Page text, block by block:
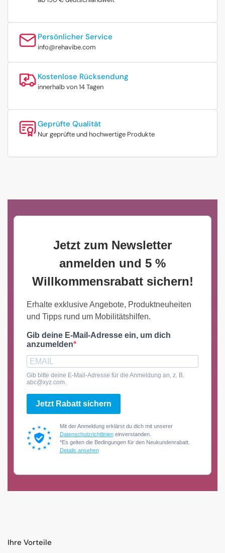
Persönlicher Service
info@rehavibe.com
Kostenlose Rücksendung
innerhalb von 14 Tagen
Geprüfte Qualität
Nur geprüfte und hochwertige Produkte
Jetzt zum Newsletter
anmelden und 5 %
Willkommensrabatt sichern!
Erhalte exklusive Angebote, Produktneuheiten
und Tipps rund um Mobilitätshilfen.
Gib deine E-Mail-Adresse ein, um dich
anzumelden
Gib bitte deine E-Mail-Adresse für die Anmeldung an, z. B.
abc@xyz.com.
Jetzt Rabatt sichern
Mit der Anmeldung erklärst du dich mit unserer
Datenschutzrichtlinieneinverstanden.
*Es gelten die Bedingungen für den Neukundenrabatt.
Details ansehen
Ihre Vorteile